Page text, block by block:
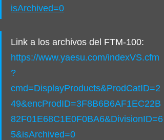
isArchived=0
Link a los archivos del FTM-100:
https://www.yaesu.com/indexVS.cfm
?
cmd=DisplayProducts&ProdCatID=2
49&encProdID=3F8B6B6AF1EC22B
82F01E68C1E0F0BA6&DivisionID=6
5&isArchived=0